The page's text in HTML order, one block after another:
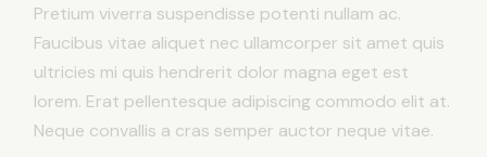
Pretium viverra suspendisse potenti nullam ac.
Faucibus vitae aliquet nec ullamcorper sit amet quis
ultricies mi quis hendrerit dolor magna eget est
lorem. Erat pellentesque adipiscing commodo elit at.
Neque convallis a cras semper auctor neque vitae.